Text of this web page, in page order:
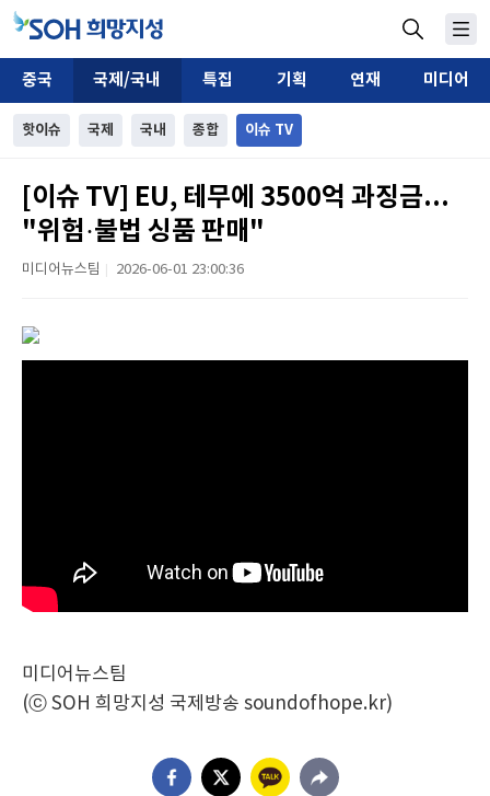
중국 국제/국내 특집 기획 연재 미디어
핫이슈 국제 국내 종합 이슈 TV
[이슈 TV] EU, 테무에 3500억 과징금...
"위험·불법 싱품 판매"
미디어뉴스팀 2026-06-01 23:00:36
미디어뉴스팀
(ⓒ SOH 희망지성 국제방송 soundofhope.kr)